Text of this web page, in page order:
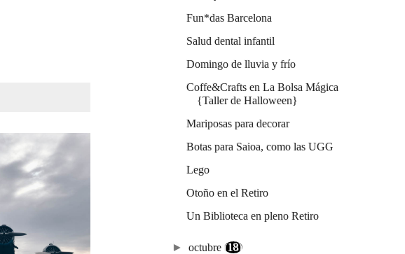
Fun*das Barcelona
Salud dental infantil
Domingo de lluvia y frío
Coffe&Crafts en La Bolsa Mágica
{Taller de Halloween}
Mariposas para decorar
Botas para Saioa, como las UGG
Lego
Otoño en el Retiro
Un Biblioteca en pleno Retiro
►octubre (18)